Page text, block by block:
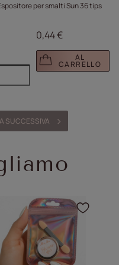
per smalti Sun 36 tips
0,44 €
AL
CARRELLO
SUCCESSIVA
per Fare